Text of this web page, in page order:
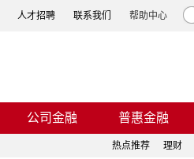
人才招聘 联系我们 帮助中心
公司金融 普惠金融
热点推荐 理财